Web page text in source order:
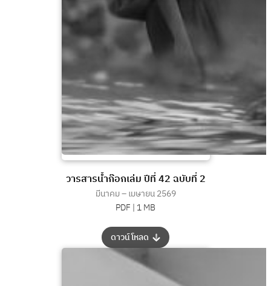
วารสารน้ำก๊อกเล่ม ปีที่ 42 ฉบับที่ 2
มีนาคม – เมษายน 2569
PDF | 1 MB
ดาวน์โหลด
:
วารสาร